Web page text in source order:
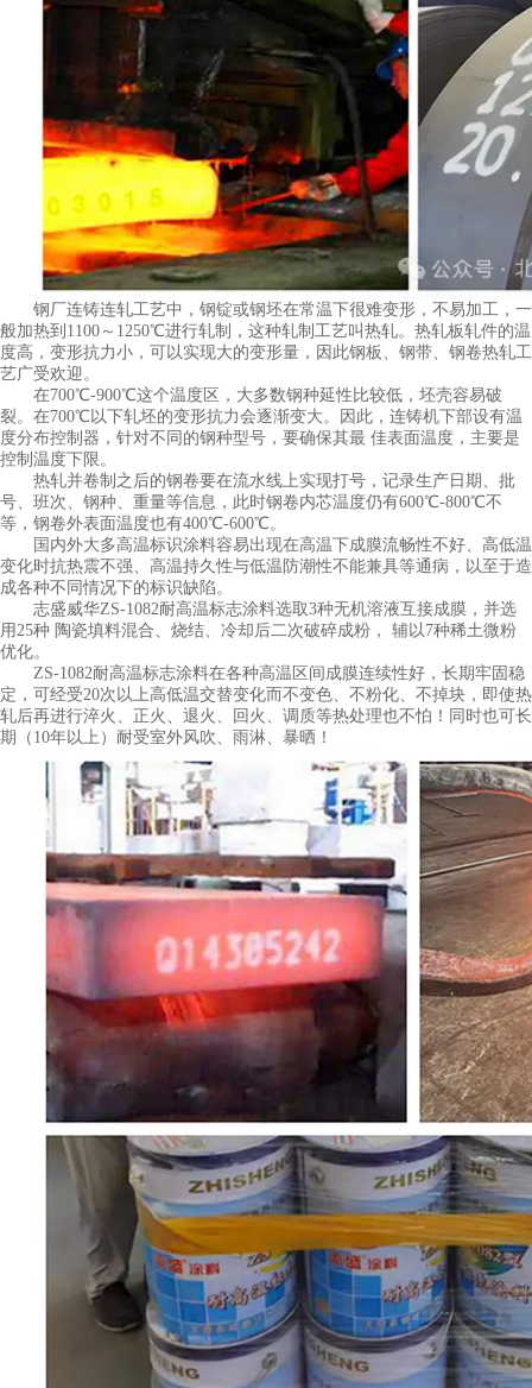
钢厂连铸连轧工艺中，钢锭或钢坯在常温下很难变形，不易加工，一
般加热到1100～1250℃进行轧制，这种轧制工艺叫热轧。热轧板轧件的温
度高，变形抗力小，可以实现大的变形量，因此钢板、钢带、钢卷热轧工
艺广受欢迎。
在700℃-900℃这个温度区，大多数钢种延性比较低，坯壳容易破
裂。在700℃以下轧坯的变形抗力会逐渐变大。因此，连铸机下部设有温
度分布控制器，针对不同的钢种型号，要确保其最 佳表面温度，主要是
控制温度下限。
热轧并卷制之后的钢卷要在流水线上实现打号，记录生产日期、批
号、班次、钢种、重量等信息，此时钢卷内芯温度仍有600℃-800℃不
等，钢卷外表面温度也有400℃-600℃。
国内外大多高温标识涂料容易出现在高温下成膜流畅性不好、高低温
变化时抗热震不强、高温持久性与低温防潮性不能兼具等通病，以至于造
成各种不同情况下的标识缺陷。
志盛威华ZS-1082耐高温标志涂料选取3种无机溶液互接成膜，并选
用25种 陶瓷填料混合、烧结、冷却后二次破碎成粉， 辅以7种稀土微粉
优化。
ZS-1082耐高温标志涂料在各种高温区间成膜连续性好，长期牢固稳
定，可经受20次以上高低温交替变化而不变色、不粉化、不掉块，即使热
轧后再进行淬火、正火、退火、回火、调质等热处理也不怕！同时也可长
期（10年以上）耐受室外风吹、雨淋、暴晒！